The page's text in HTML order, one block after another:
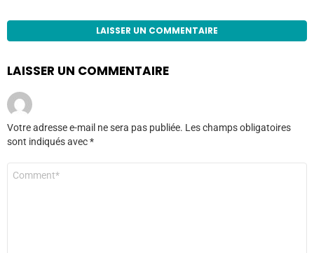
LAISSER UN COMMENTAIRE
LAISSER UN COMMENTAIRE
Votre adresse e-mail ne sera pas publiée. Les champs obligatoires
sont indiqués avec*
Commentaire